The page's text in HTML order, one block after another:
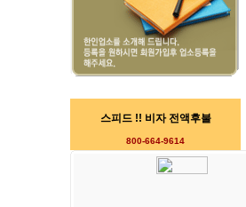
스피드 !! 비자 전액후불
800-664-9614